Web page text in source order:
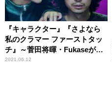
『キャラクター』『さよなら
私のクラマー ファーストタッ
チ』～菅田将暉・Fukaseがみ
せる化学反応＆あのアニメプ
2021.06.12